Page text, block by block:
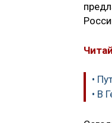
•
• В